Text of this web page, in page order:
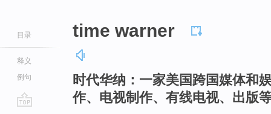
目录
释义
例句
time warner
时代华纳：一家美国跨国媒体和
作、电视制作、有线电视、出版